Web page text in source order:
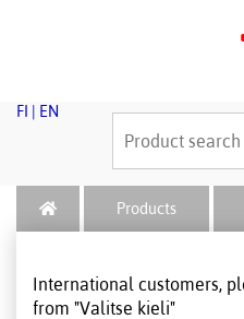
FI EN
Products
International customers,
from "Valitse kieli"